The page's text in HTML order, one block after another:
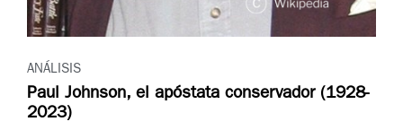
ANÁLISIS
Paul Johnson, el apóstata conservador (1928-
2023)